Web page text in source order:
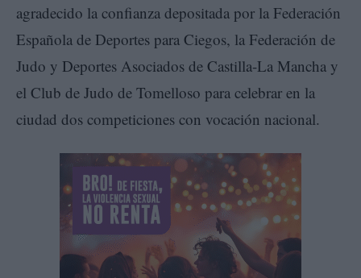
agradecido la confianza depositada por la Federación
Española de Deportes para Ciegos, la Federación de
Judo y Deportes Asociados de Castilla-La Mancha y
el Club de Judo de Tomelloso para celebrar en la
ciudad dos competiciones con vocación nacional.